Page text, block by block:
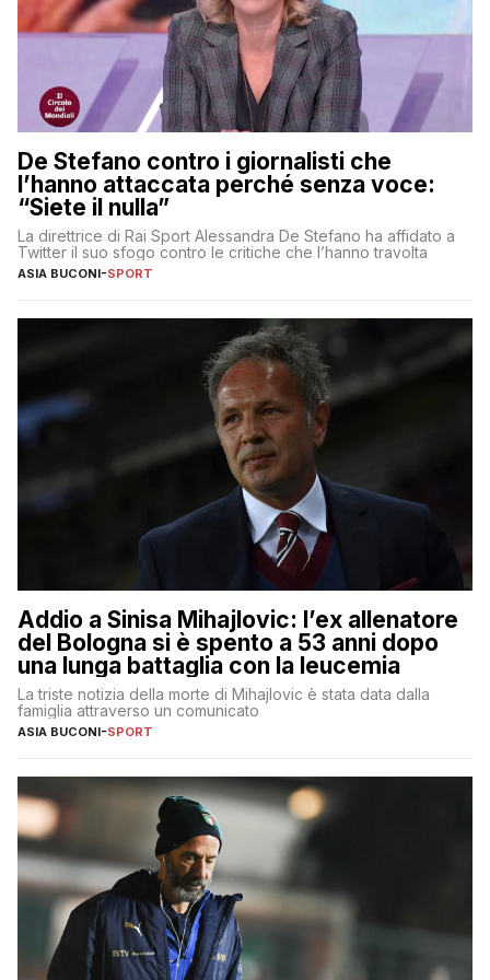
De Stefano contro i giornalisti che
l’hanno attaccata perché senza voce:
“Siete il nulla”
La direttrice di Rai Sport Alessandra De Stefano ha affidato a
Twitter il suo sfogo contro le critiche che l’hanno travolta
ASIA BUCONI-SPORT
Addio a Sinisa Mihajlovic: l’ex allenatore
del Bologna si è spento a 53 anni dopo
una lunga battaglia con la leucemia
La triste notizia della morte di Mihajlovic è stata data dalla
famiglia attraverso un comunicato
ASIA BUCONI-SPORT